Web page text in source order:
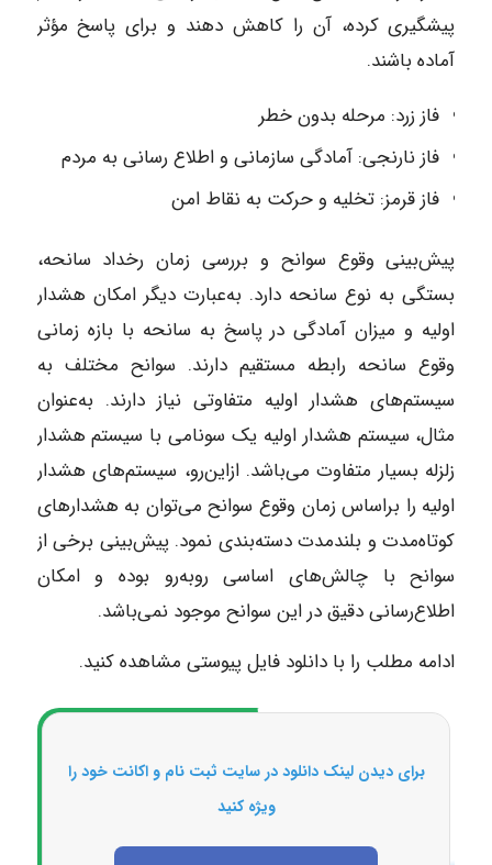
پیشگیری کرده، آن را کاهش دهند و برای پاسخ مؤثر
آماده باشند.
فاز زرد: مرحله بدون خطر
فاز نارنجی: آمادگی سازمانی و اطلاع‌ رسانی به مردم
فاز قرمز: تخلیه و حرکت به نقاط امن
پیش‌بینی وقوع سوانح و بررسی زمان رخداد سانحه،
بستگی به نوع سانحه دارد. به‌عبارت دیگر امکان هشدار
اولیه و میزان آمادگی در پاسخ به سانحه با بازه زمانی
وقوع سانحه رابطه مستقیم دارند. سوانح مختلف به
سیستم‌های هشدار اولیه متفاوتی نیاز دارند. به‌عنوان
مثال، سیستم هشدار اولیه یک سونامی با سیستم هشدار
زلزله بسیار متفاوت می‌باشد. ازاین‌رو، سیستم‌های هشدار
اولیه را براساس زمان وقوع سوانح می‌توان به هشدارهای
کوتاه‌مدت و بلندمدت دسته‌بندی نمود. پیش‌بینی برخی از
سوانح با چالش‌های اساسی روبه‌رو بوده و امکان
اطلاع‌رسانی دقیق در این سوانح موجود نمی‌باشد.
ادامه مطلب را با دانلود فایل پیوستی مشاهده کنید.
برای دیدن لینک دانلود در سایت ثبت نام و اکانت خود را
ویژه کنید